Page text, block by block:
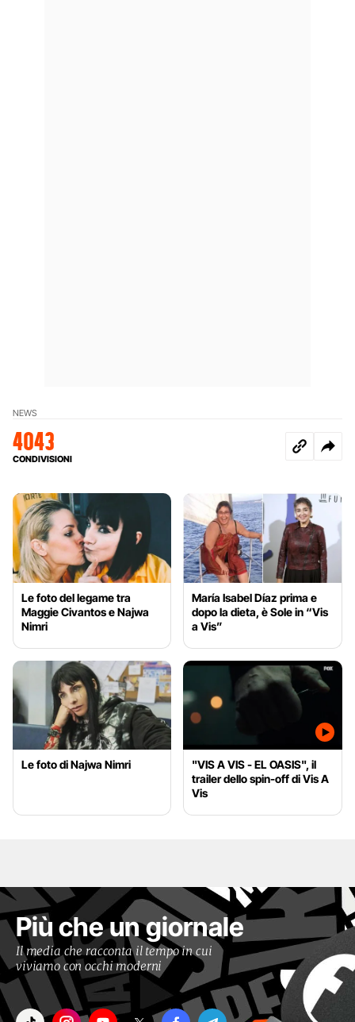
NEWS
4043
CONDIVISIONI
Le foto del legame tra
Maggie Civantos e Najwa
Nimri
María Isabel Díaz prima e
dopo la dieta, è Sole in “Vis
a Vis”
Le foto di Najwa Nimri
"VIS A VIS - EL OASIS", il
trailer dello spin-off di Vis A
Vis
Più che un giornale
Il media che racconta il tempo in cui
viviamo con occhi moderni